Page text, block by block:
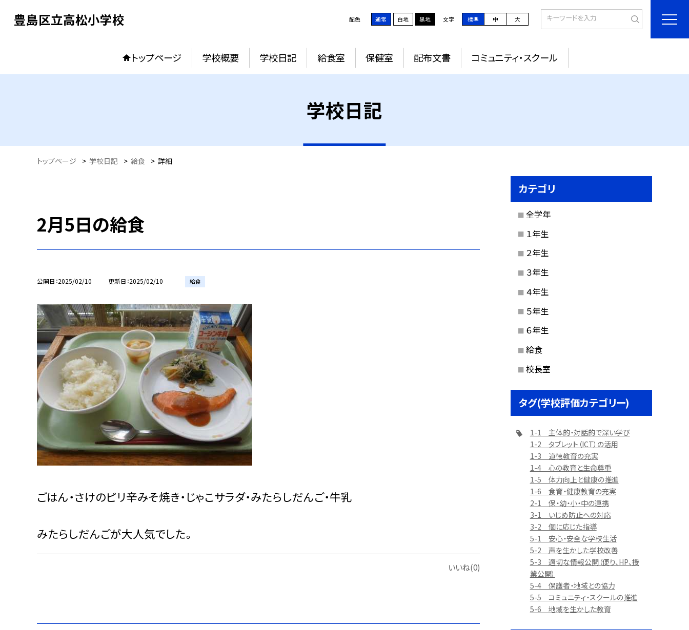
豊島区立高松小学校 配色 通常 白地 黒地 文字 標準 中 大
トップページ 学校概要 学校日記 給食室 保健室 配布文書 コミュニティ・スクール
学校日記
トップページ > 学校日記 > 給食 > 詳細
2月5日の給食
公開日 2025/02/10 更新日 2025/02/10 給食
ごはん・さけのピリ辛みそ焼き・じゃこサラダ・みたらしだんご・牛乳
みたらしだんごが大人気でした。
いいね(0)
カテゴリ
全学年
１年生
２年生
３年生
４年生
５年生
６年生
給食
校長室
タグ(学校評価カテゴリー)
1-1 主体的・対話的で深い学び
1-2 タブレット（ICT）の活用
1-3 道徳教育の充実
1-4 心の教育と生命尊重
1-5 体力向上と健康の推進
1-6 食育・健康教育の充実
2-1 保・幼・小・中の連携
3-1 いじめ防止への対応
3-2 個に応じた指導
5-1 安心・安全な学校生活
5-2 声を生かした学校改善
5-3 適切な情報公開（便り、HP、授
業公開）
5-4 保護者・地域との協力
5-5 コミュニティ・スクールの推進
5-6 地域を生かした教育